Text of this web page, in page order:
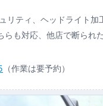
リティ、ヘッドライト加
も対応、他店で断られ
（作業は要予約）